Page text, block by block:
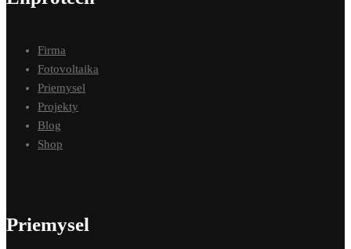
Firma
Fotovoltaika
Priemysel
Projekty
Blog
Shop
Priemysel